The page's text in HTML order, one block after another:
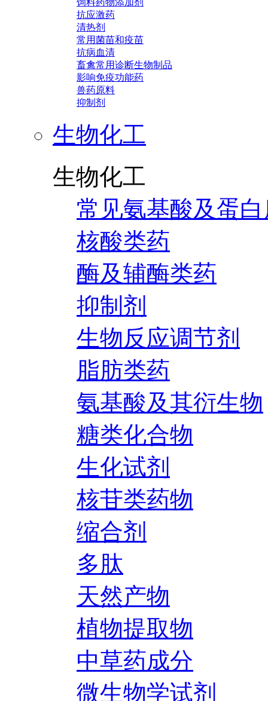
饲料药物添加剂
抗应激药
清热剂
常用菌苗和疫苗
抗病血清
畜禽常用诊断生物制品
影响免疫功能药
兽药原料
抑制剂
生物化工
生物化工
常见氨基酸及蛋
核酸类药
酶及辅酶类药
抑制剂
生物反应调节剂
脂肪类药
氨基酸及其衍生物
糖类化合物
生化试剂
核苷类药物
缩合剂
多肽
天然产物
植物提取物
中草药成分
微生物学试剂